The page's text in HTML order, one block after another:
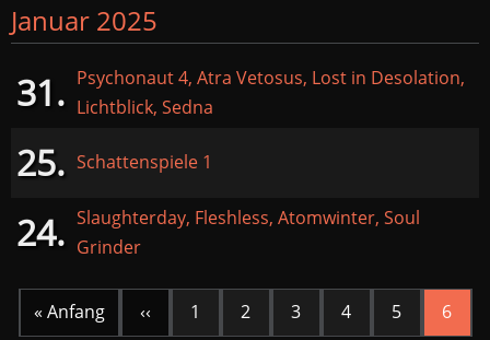
Januar 2025
31. Psychonaut 4, Atra Vetosus, Lost in Desolation,
Lichtblick, Sedna
25. Schattenspiele 1
24. Slaughterday, Fleshless, Atomwinter, Soul
Grinder
Seitennummerierung
Erste
« Anfang
Vorherige
‹‹ 1 2 3 4 5 6